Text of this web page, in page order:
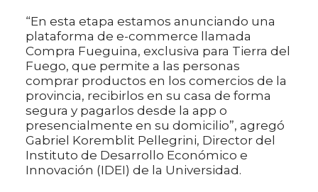
“En esta etapa estamos anunciando una
plataforma de e-commerce llamada
Compra Fueguina, exclusiva para Tierra del
Fuego, que permite a las personas
comprar productos en los comercios de la
provincia, recibirlos en su casa de forma
segura y pagarlos desde la app o
presencialmente en su domicilio”, agregó
Gabriel Koremblit Pellegrini, Director del
Instituto de Desarrollo Económico e
Innovación (IDEI) de la Universidad.